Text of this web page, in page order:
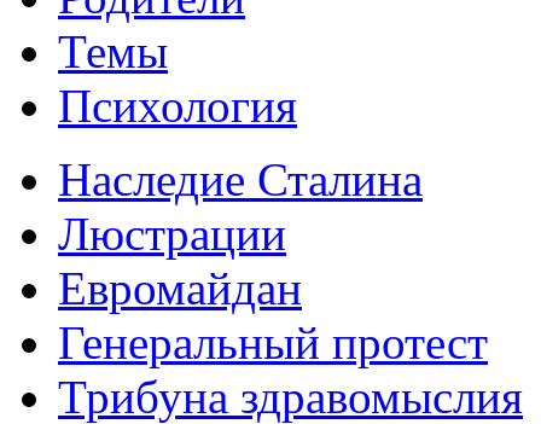
Родители
Темы
Психология
Наследие Сталина
Люстрации
Евромайдан
Генеральный протест